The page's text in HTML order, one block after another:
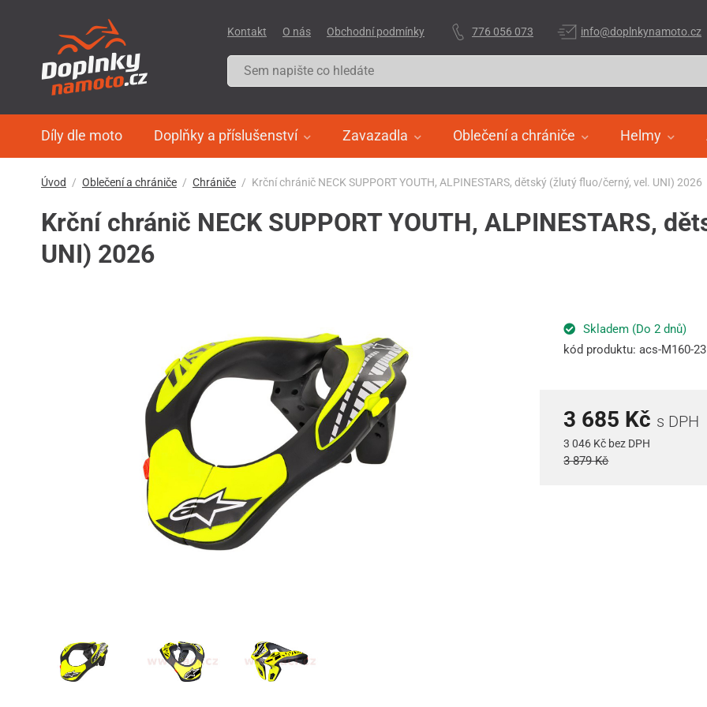
Díly dle moto Doplňky a příslušenství Zavazadla Oblečení a chrániče Helmy
Kontakt O nás Obchodní podmínky 776 056 073 info@doplnkynamoto.cz
Úvod Oblečení a chrániče Chrániče Krční chránič NECK SUPPORT YOUTH, ALPINESTARS, dětský (žlutý fluo/černý, vel. UNI) 2026
Krční chránič NECK SUPPORT YOUTH, ALPINESTARS,
UNI) 2026
Skladem (Do 2 dnů)
kód produktu: acs-M160-
3 685 Kč s DPH
3 046 Kč bez DPH
3 879 Kč